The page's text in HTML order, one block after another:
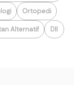
Ortopedi
Alternatif Dll